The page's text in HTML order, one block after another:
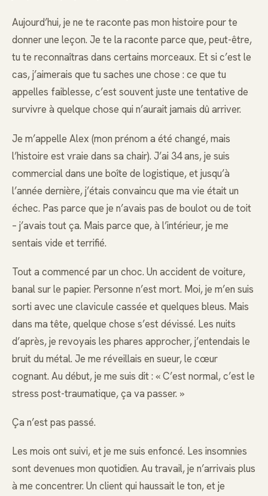
Aujourd’hui, je ne te raconte pas mon histoire pour te
donner une leçon. Je te la raconte parce que, peut-être,
tu te reconnaîtras dans certains morceaux. Et si c’est le
cas, j’aimerais que tu saches une chose : ce que tu
appelles faiblesse, c’est souvent juste une tentative de
survivre à quelque chose qui n’aurait jamais dû arriver.
Je m’appelle Alex (mon prénom a été changé, mais
l’histoire est vraie dans sa chair). J’ai 34 ans, je suis
commercial dans une boîte de logistique, et jusqu’à
l’année dernière, j’étais convaincu que ma vie était un
échec. Pas parce que je n’avais pas de boulot ou de toit
– j’avais tout ça. Mais parce que, à l’intérieur, je me
sentais vide et terrifié.
Tout a commencé par un choc. Un accident de voiture,
banal sur le papier. Personne n’est mort. Moi, je m’en suis
sorti avec une clavicule cassée et quelques bleus. Mais
dans ma tête, quelque chose s’est dévissé. Les nuits
d’après, je revoyais les phares approcher, j’entendais le
bruit du métal. Je me réveillais en sueur, le cœur
cognant. Au début, je me suis dit : « C’est normal, c’est le
stress post-traumatique, ça va passer. »
Ça n’est pas passé.
Les mois ont suivi, et je me suis enfoncé. Les insomnies
sont devenues mon quotidien. Au travail, je n’arrivais plus
à me concentrer. Un client qui haussait le ton, et je